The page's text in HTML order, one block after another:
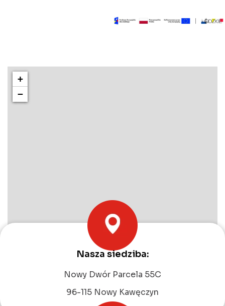
+
−
Nasza siedziba:
Nowy Dwór Parcela 55C
96-115 Nowy Kawęczyn